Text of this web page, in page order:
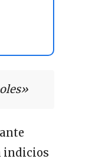
indicios